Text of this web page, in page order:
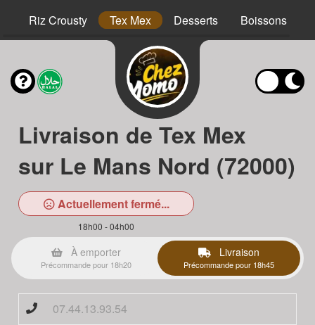
Riz Crousty Tex Mex Desserts Boissons
Livraison de Tex Mex
sur Le Mans Nord (72000)
Actuellement fermé...
18h00 - 04h00
À emporter
Précommande pour 18h20
Livraison
Précommande pour 18h45
07.44.13.93.54